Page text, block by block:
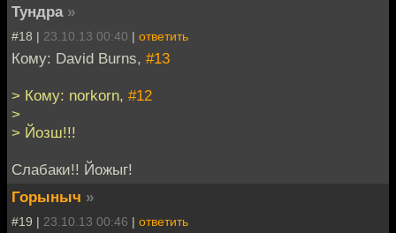
Тундра »
#18 | 23.10.13 00:40 | ответить
Кому: David Burns, #13
> Кому: norkorn, #12
>
> Йозш!!!
Слабаки!! Йожыг!
Горыныч »
#19 | 23.10.13 00:46 | ответить